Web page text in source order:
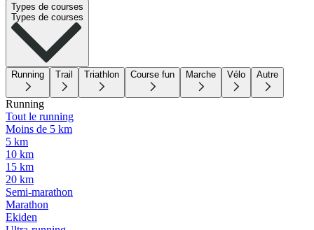
Types de courses
Types de courses
Running Trail Triathlon Course fun Marche Vélo Autre
Running
Tout le running
Moins de 5 km
5 km
10 km
15 km
20 km
Semi-marathon
Marathon
Ekiden